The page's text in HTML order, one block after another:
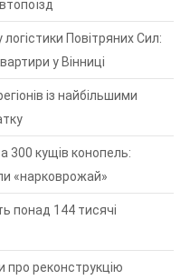
Повітряних Сил:
у Вінниці
із найбільшими
300 кущів конопель:
«нарковрожай»
понад 144 тисячі
про реконструкцію